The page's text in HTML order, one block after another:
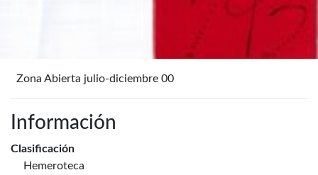
Zona Abierta julio-diciembre 00
Información
Clasificación
Hemeroteca